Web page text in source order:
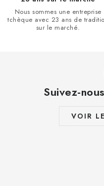
Nous sommes une entreprise
tchèque avec 23 ans de
sur le marché.
Suivez-
VOIR